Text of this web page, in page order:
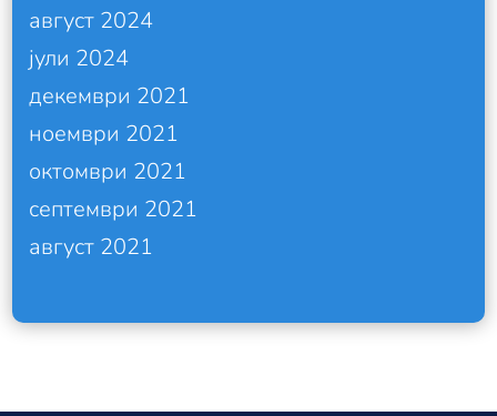
август 2024
јули 2024
декември 2021
ноември 2021
октомври 2021
септември 2021
август 2021